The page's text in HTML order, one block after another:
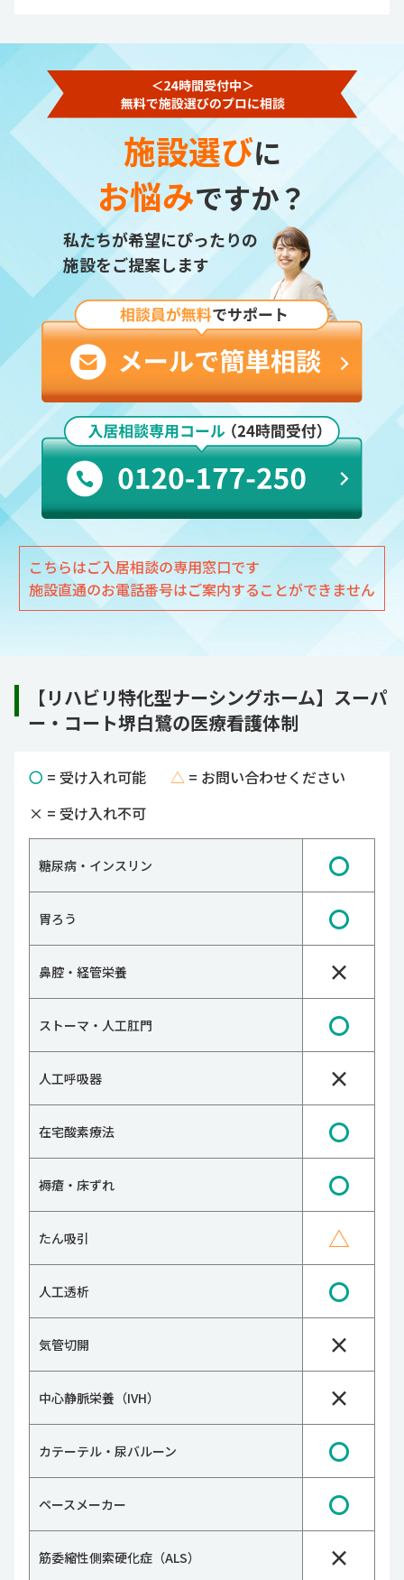
施設選びに
お悩みですか？
私たちが希望にぴったりの
施設をご提案します
こちらはご入居相談の専用窓口です
施設直通のお電話番号はご案内することができません
【リハビリ特化型ナーシングホーム】スーパ
ー・コート堺白鷺の医療看護体制
〇 = 受け入れ可能 △ = お問い合わせください
× = 受け入れ不可
糖尿病・インスリン 〇
胃ろう 〇
鼻腔・経管栄養 ×
ストーマ・人工肛門 〇
人工呼吸器 ×
在宅酸素療法 〇
褥瘡・床ずれ 〇
たん吸引 △
人工透析 〇
気管切開 ×
中心静脈栄養（IVH） ×
カテーテル・尿バルーン 〇
ペースメーカー 〇
筋委縮性側索硬化症（ALS） ×